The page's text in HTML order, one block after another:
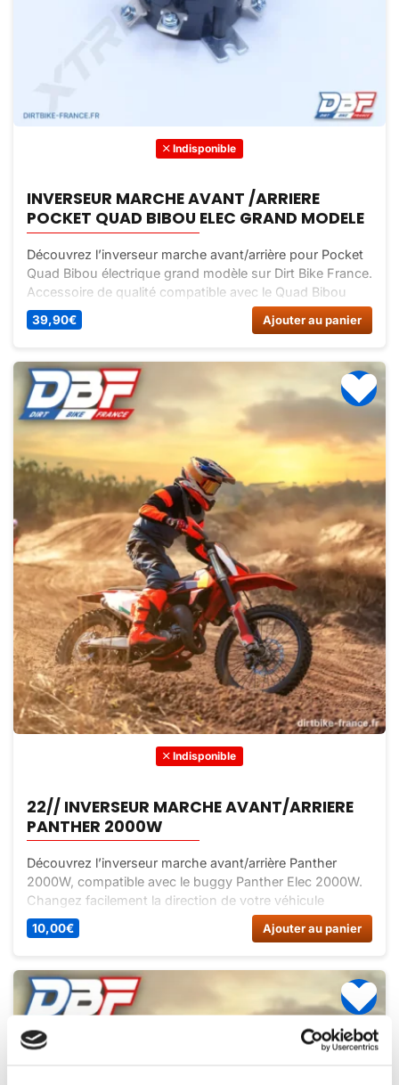
Indisponible
INVERSEUR MARCHE AVANT /ARRIERE
POCKET QUAD BIBOU ELEC GRAND MODELE
Découvrez l’inverseur marche avant/arrière pour Pocket
Quad Bibou électrique grand modèle sur Dirt Bike France.
Accessoire de qualité compatible avec le Quad Bibou
électrique 800W. Commandez maintenant !
39,90€ Ajouter au panier
Indisponible
22// INVERSEUR MARCHE AVANT/ARRIERE
PANTHER 2000W
Découvrez l’inverseur marche avant/arrière Panther
2000W, compatible avec le buggy Panther Elec 2000W.
Changez facilement la direction de votre véhicule
électrique avec cet inverseur de qualité. Conduite fluide
et sécurisée garantie.
10,00€ Ajouter au panier